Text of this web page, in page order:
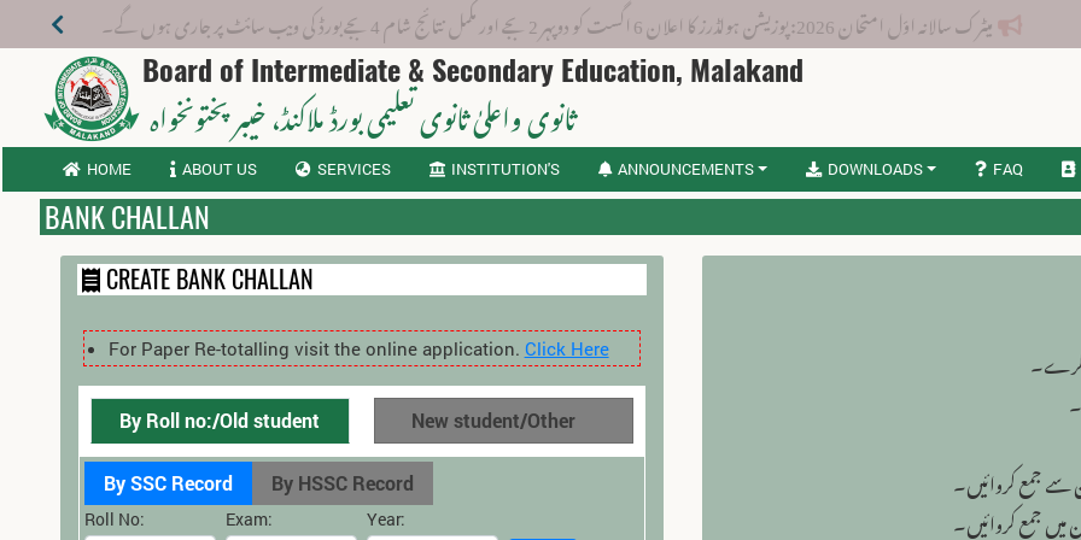
میٹرک سالانہ اوّل امتحان 2026: پوزیشن ہولڈرز کا اعلان 6 اگست کو دوپہر 2 بجے اور مکمل نتائج شام 4 بجے بورڈ کی ویب سائٹ پر جاری ہوں گے۔
Board of Intermediate & Secondary Education, Malakand
ثانوی واعلیٰ ثانوی تعلیمی بورڈ ملاکنڈ، خیبر پختونخواہ
HOME ABOUT US SERVICES INSTITUTION'S ANNOUNCEMENTS DOWNLOADS FAQ
BANK CHALLAN
CREATE BANK CHALLAN
For Paper Re-totalling visit the online application. Click Here
By Roll no:/Old student New student/Other
By SSC Record By HSSC Record
Roll No: Exam: Year:
کرے۔
سے جمع کروائیں۔
جمع کروائیں۔